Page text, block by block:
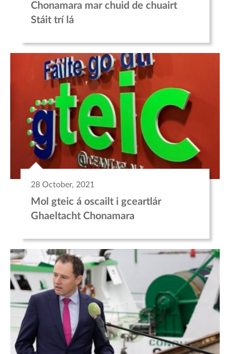
Chonamara mar chuid de chuairt
Stáit trí lá
28 October, 2021
Mol gteic á oscailt i gceartlár
Ghaeltacht Chonamara